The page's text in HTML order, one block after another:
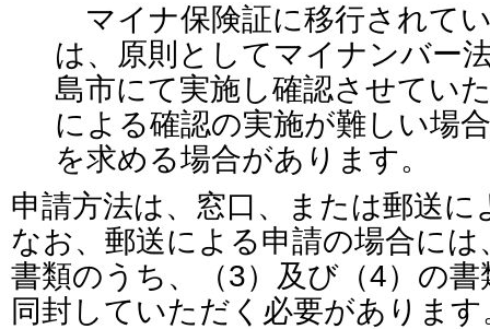
マイナ保険証に移行されて
は、原則としてマイナンバー
島市にて実施し確認させてい
による確認の実施が難しい場
を求める場合があります。
申請方法は、窓口、または郵送
なお、郵送による申請の場合に
書類のうち、（3）及び（4）の
同封していただく必要があります